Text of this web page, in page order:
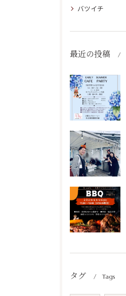
バツイチ
最近の投稿
タグ Tags